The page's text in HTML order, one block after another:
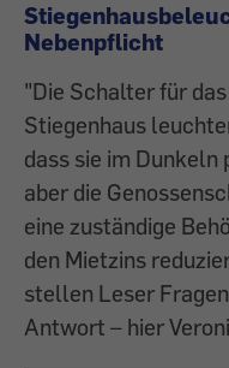
Nebenpflicht
"Die Schalter für
Stiegenhaus
dass sie im Dunkeln
aber die
eine zuständige
den Mietzins
stellen Leser
Antwort – hier